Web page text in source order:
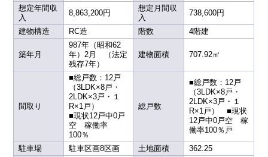
想定年間収
入
8,863,200円
想定月間収
入
738,600円
建物構造 RC造 階数 4階建
築年月
987年（昭和62
年）2月 （法定
残存7年）
建物面積 707.92㎡
間取り
■総戸数：12戸
（3LDK×8戸・
2LDK×3戸・１
R×1戸）
■現状12戸中0戸
空 稼働率
100％
総戸数
■総戸数：12戸
（3LDK×8戸・
2LDK×3戸・１
R×1戸） ■現状
12戸中0戸空 稼
働率100％戸
駐車場 駐車区画8区画 土地面積 362.25